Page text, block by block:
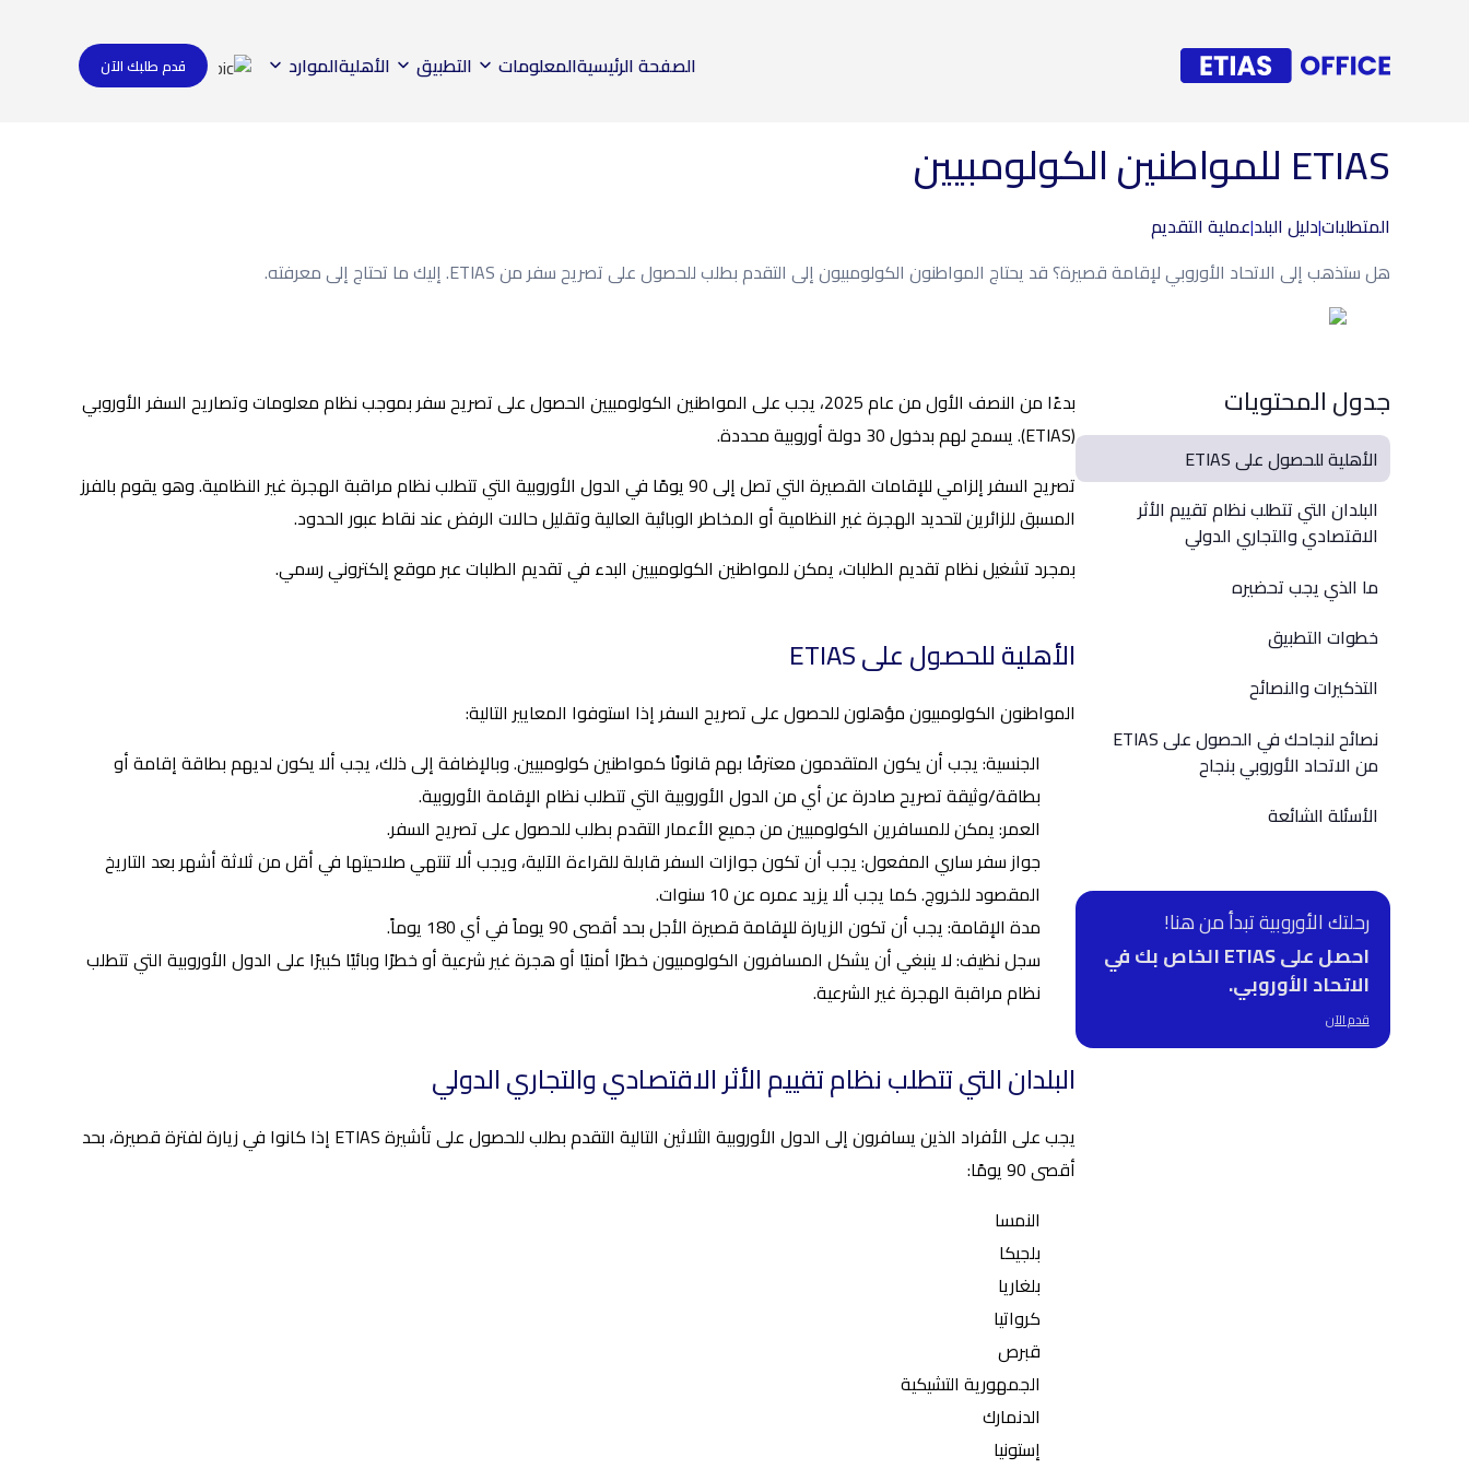
الصفحة الرئيسيةالمعلومات التطبيق الأهليةالموارد قدم طلبك الآن
ETIAS للمواطنين الكولومبيين
المتطلبات|دليل البلد|عملية التقديم
هل ستذهب إلى الاتحاد الأوروبي لإقامة قصيرة؟ قد يحتاج المواطنون الكولومبيون إلى التقدم بطلب للحصول على تصريح سفر من ETIAS. إليك ما تحتاج إلى معرفته.
جدول المحتويات
الأهلية للحصول على ETIAS
البلدان التي تتطلب نظام تقييم الأثر
الاقتصادي والتجاري الدولي
ما الذي يجب تحضيره
خطوات التطبيق
التذكيرات والنصائح
نصائح لنجاحك في الحصول على ETIAS
من الاتحاد الأوروبي بنجاح
الأسئلة الشائعة
رحلتك الأوروبية تبدأ من هنا!
احصل على ETIAS الخاص بك في
الاتحاد الأوروبي.
قدم الآن
بدءًا من النصف الأول من عام 2025، يجب على المواطنين الكولومبيين الحصول على تصريح سفر بموجب نظام معلومات وتصاريح السفر الأوروبي
(ETIAS). يسمح لهم بدخول 30 دولة أوروبية محددة.
تصريح السفر إلزامي للإقامات القصيرة التي تصل إلى 90 يومًا في الدول الأوروبية التي تتطلب نظام مراقبة الهجرة غير النظامية. وهو يقوم بالفرز
المسبق للزائرين لتحديد الهجرة غير النظامية أو المخاطر الوبائية العالية وتقليل حالات الرفض عند نقاط عبور الحدود.
بمجرد تشغيل نظام تقديم الطلبات، يمكن للمواطنين الكولومبيين البدء في تقديم الطلبات عبر موقع إلكتروني رسمي.
الأهلية للحصول على ETIAS
المواطنون الكولومبيون مؤهلون للحصول على تصريح السفر إذا استوفوا المعايير التالية:
الجنسية: يجب أن يكون المتقدمون معترفًا بهم قانونًا كمواطنين كولومبيين. وبالإضافة إلى ذلك، يجب ألا يكون لديهم بطاقة إقامة أو
بطاقة/وثيقة تصريح صادرة عن أي من الدول الأوروبية التي تتطلب نظام الإقامة الأوروبية.
العمر: يمكن للمسافرين الكولومبيين من جميع الأعمار التقدم بطلب للحصول على تصريح السفر.
جواز سفر ساري المفعول: يجب أن تكون جوازات السفر قابلة للقراءة الآلية، ويجب ألا تنتهي صلاحيتها في أقل من ثلاثة أشهر بعد التاريخ
المقصود للخروج. كما يجب ألا يزيد عمره عن 10 سنوات.
مدة الإقامة: يجب أن تكون الزيارة للإقامة قصيرة الأجل بحد أقصى 90 يوماً في أي 180 يوماً.
سجل نظيف: لا ينبغي أن يشكل المسافرون الكولومبيون خطرًا أمنيًا أو هجرة غير شرعية أو خطرًا وبائيًا كبيرًا على الدول الأوروبية التي تتطلب
نظام مراقبة الهجرة غير الشرعية.
البلدان التي تتطلب نظام تقييم الأثر الاقتصادي والتجاري الدولي
يجب على الأفراد الذين يسافرون إلى الدول الأوروبية الثلاثين التالية التقدم بطلب للحصول على تأشيرة ETIAS إذا كانوا في زيارة لفترة قصيرة، بحد
أقصى 90 يومًا:
النمسا
بلجيكا
بلغاريا
كرواتيا
قبرص
الجمهورية التشيكية
الدنمارك
إستونيا